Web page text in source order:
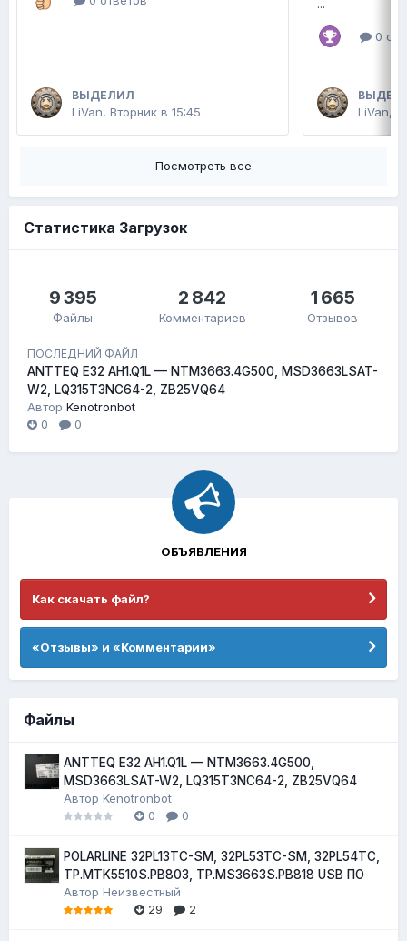
ВЫДЕЛИЛ
LiVan, Вторник в 15:45
...
0
LiVan,
Посмотреть все
Статистика Загрузок
9 395
Файлы
2 842
Комментариев
1 665
Отзывов
ПОСЛЕДНИЙ ФАЙЛ
ANTTEQ E32 AH1.Q1L — NTM3663.4G500, MSD3663LSAT-
W2, LQ315T3NC64-2, ZB25VQ64
Автор Kenotronbot
0
0
ОБЪЯВЛЕНИЯ
Как скачать файл?
«Отзывы» и «Комментарии»
Файлы
ANTTEQ E32 AH1.Q1L — NTM3663.4G500,
MSD3663LSAT-W2, LQ315T3NC64-2, ZB25VQ64
Автор Kenotronbot
0
0
POLARLINE 32PL13TC-SM, 32PL53TC-SM, 32PL54TC,
TP.MTK5510S.PB803, TP.MS3663S.PB818 USB ПО
Автор Неизвестный
29
2